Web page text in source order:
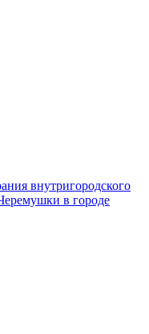
внутригородского
в городе